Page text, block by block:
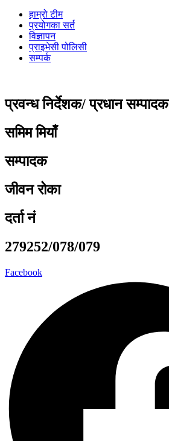
हाम्रो टीम
प्रयोगका सर्त
विज्ञापन
प्राइभेसी पोलिसी
सम्पर्क
प्रवन्ध निर्देशक/ प्रधान सम्पादक
समिम मियाँ
सम्पादक
जीवन रोका
दर्ता नं
279252/078/079
Facebook